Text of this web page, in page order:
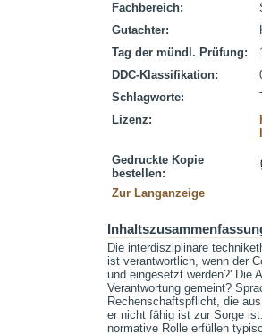
Fachbereich:
Gutachter:
Tag der mündl. Prüfung:
DDC-Klassifikation:
Schlagworte:
Lizenz:
Gedruckte Kopie
bestellen:
Zur Langanzeige
Die interdisziplinäre
ist verantwortlich, wenn der
und eingesetzt werden?' Die
Verantwortung gemeint?
Rechenschaftspflicht, die
er nicht fähig ist zur Sorge
normative Rolle erfüllen